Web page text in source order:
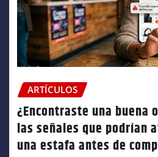
ARTÍCULOS
¿Encontraste una buena
las señales que podrían
una estafa antes de